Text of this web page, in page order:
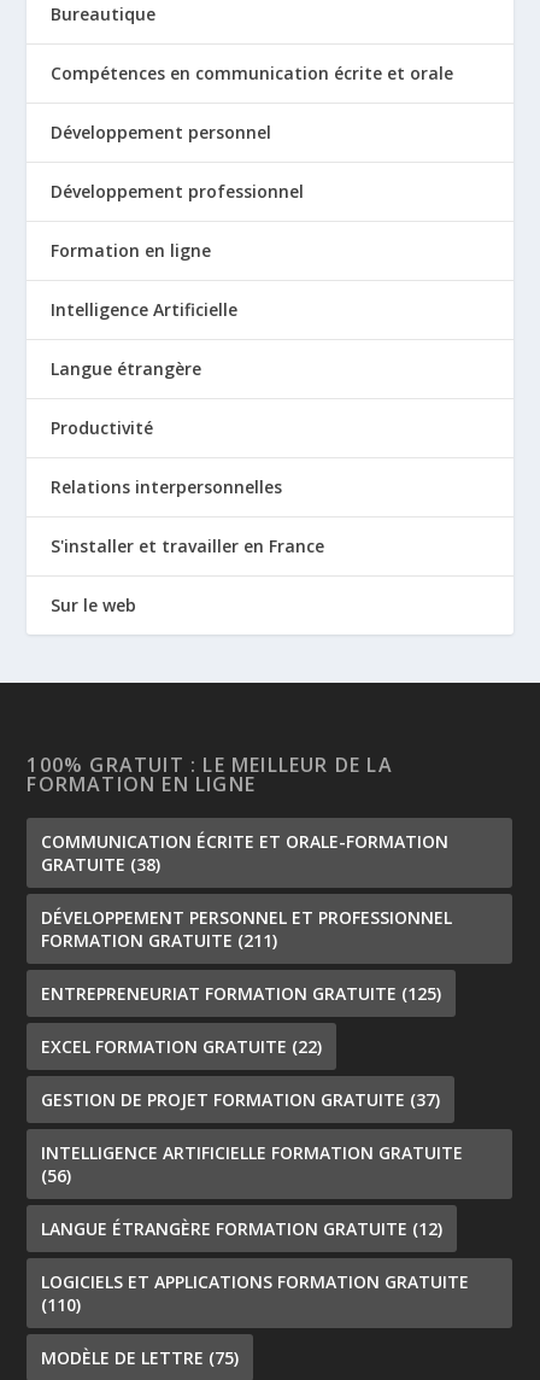
Bureautique
Compétences en communication écrite et orale
Développement personnel
Développement professionnel
Formation en ligne
Intelligence Artificielle
Langue étrangère
Productivité
Relations interpersonnelles
S'installer et travailler en France
Sur le web
100% GRATUIT : LE MEILLEUR DE LA
FORMATION EN LIGNE
COMMUNICATION ÉCRITE ET ORALE-FORMATION
GRATUITE (38)
DÉVELOPPEMENT PERSONNEL ET PROFESSIONNEL
FORMATION GRATUITE (211)
ENTREPRENEURIAT FORMATION GRATUITE (125)
EXCEL FORMATION GRATUITE (22)
GESTION DE PROJET FORMATION GRATUITE (37)
INTELLIGENCE ARTIFICIELLE FORMATION GRATUITE
(56)
LANGUE ÉTRANGÈRE FORMATION GRATUITE (12)
LOGICIELS ET APPLICATIONS FORMATION GRATUITE
(110)
MODÈLE DE LETTRE (75)